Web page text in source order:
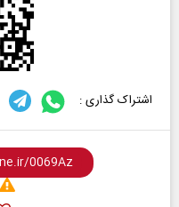
اشتراک گذاری :